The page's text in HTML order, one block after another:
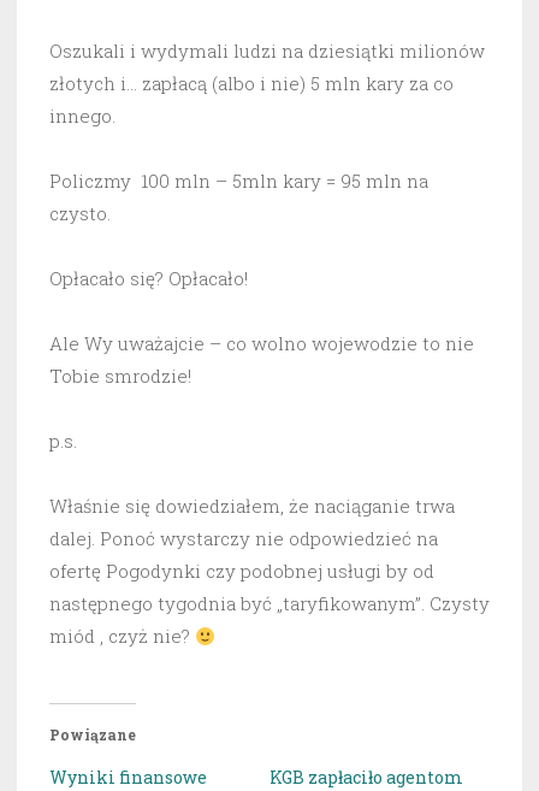
Oszukali i wydymali ludzi na dziesiątki milionów
złotych i… zapłacą (albo i nie) 5 mln kary za co
innego.
Policzmy 100 mln – 5mln kary = 95 mln na
czysto.
Opłacało się? Opłacało!
Ale Wy uważajcie – co wolno wojewodzie to nie
Tobie smrodzie!
p.s.
Właśnie się dowiedziałem, że naciąganie trwa
dalej. Ponoć wystarczy nie odpowiedzieć na
ofertę Pogodynki czy podobnej usługi by od
następnego tygodnia być „taryfikowanym”. Czysty
miód , czyż nie?
Powiązane
Wyniki finansowe
KGB zapłaciło agentom